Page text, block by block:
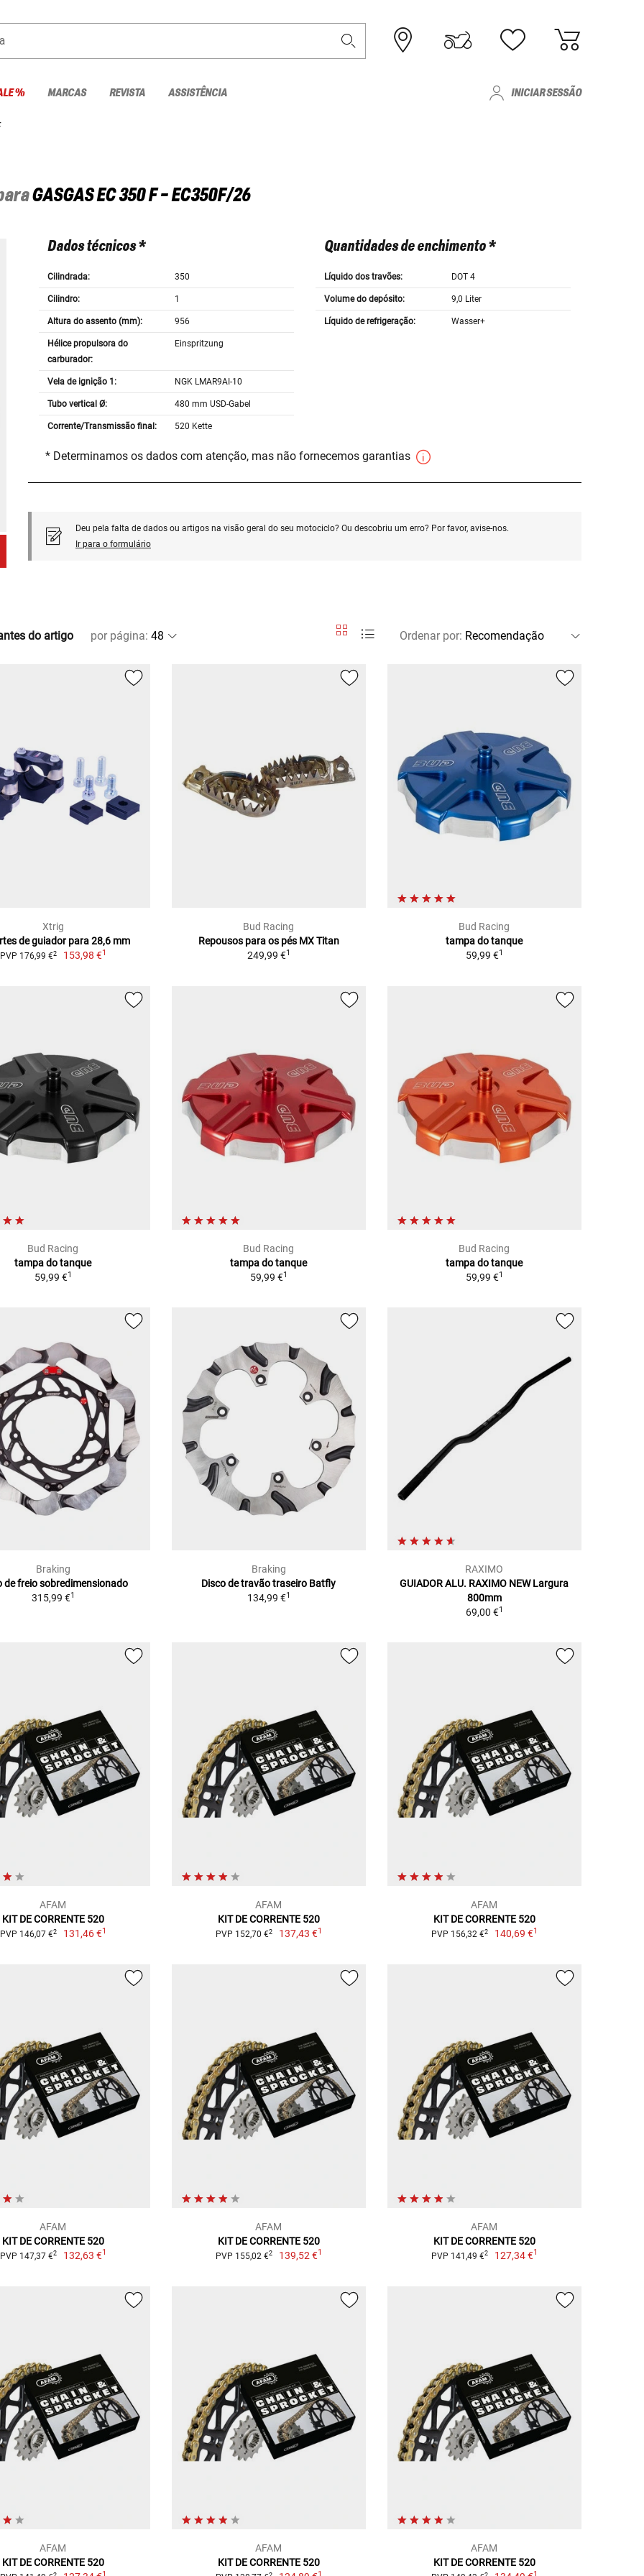
% MARCAS REVISTA ASSISTÊNCIA INICIAR SESSÃO
GASGASEC 350 F - EC350F/26
Dados técnicos *
Cilindrada: 350
Cilindro: 1
Altura do assento (mm): 956
Hélice propulsora do
carburador:
Einspritzung
Vela de ignição 1: NGK LMAR9AI-10
Tubo vertical Ø: 480 mm USD-Gabel
Corrente/Transmissão final: 520 Kette
Quantidades de enchimento *
Líquido dos travões: DOT 4
Volume do depósito: 9,0 Liter
Líquido de refrigeração: Wasser+
* Determinamos os dados com atenção, mas não fornecemos garantias
Deu pela falta de dados ou artigos na visão geral do seu motociclo? Ou descobriu um erro? Por favor, avise-nos.
Ir para o formulário
do artigo por página: Ordenar por:
Xtrig
de guiador para 28,6 mm
PVP 176,99 €2 153,98 €1
Bud Racing
Repousos para os pés MX Titan
249,99 €1
Bud Racing
tampa do tanque
59,99 €1
Bud Racing
tampa do tanque
59,99 €1
Bud Racing
tampa do tanque
59,99 €1
Bud Racing
tampa do tanque
59,99 €1
Braking
de freio sobredimensionado
315,99 €1
Braking
Disco de travão traseiro Batfly
134,99 €1
RAXIMO
GUIADOR ALU. RAXIMO NEW Largura
800mm
69,00 €1
AFAM
KIT DE CORRENTE 520
PVP 146,07 €2 131,46 €1
AFAM
KIT DE CORRENTE 520
PVP 152,70 €2 137,43 €1
AFAM
KIT DE CORRENTE 520
PVP 156,32 €2 140,69 €1
AFAM
KIT DE CORRENTE 520
PVP 147,37 €2 132,63 €1
AFAM
KIT DE CORRENTE 520
PVP 155,02 €2 139,52 €1
AFAM
KIT DE CORRENTE 520
PVP 141,49 €2 127,34 €1
AFAM
KIT DE CORRENTE 520
AFAM
KIT DE CORRENTE 520
AFAM
KIT DE CORRENTE 520